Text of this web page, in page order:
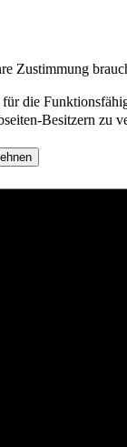
Zustimmung
die
Besitzern zu